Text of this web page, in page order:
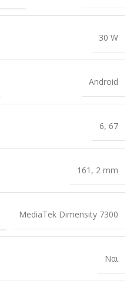
30 W
Android
6, 67
161 , 2 mm
MediaTek Dimensity 7300
Ναι